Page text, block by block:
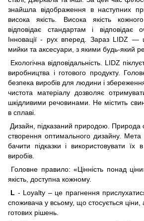
знайшла відображення в наступних
висока якість. Висока якість
відповідає стандартам і відповідає
Інновації - рух вперед. Зараз LIDZ —
мийки та аксесуари, з якими будь-який
Екологічна відповідальність. LIDZ
виробництва і готового продукту.
безпека виробів для людини і
чистота матеріалу дозволяє
шкідливими речовинами. Не містить
в сплаві.
Дизайн, підказаний природою. Природа
створення оптимального дизайну.
бачити підказки і використовувати їх
виробів.
Головне правило: «Цінність понад
якість, доступна кожному.
L - Loyalty – це прагнення
споживача у всьому, що стосується ціни,
готових рішень.